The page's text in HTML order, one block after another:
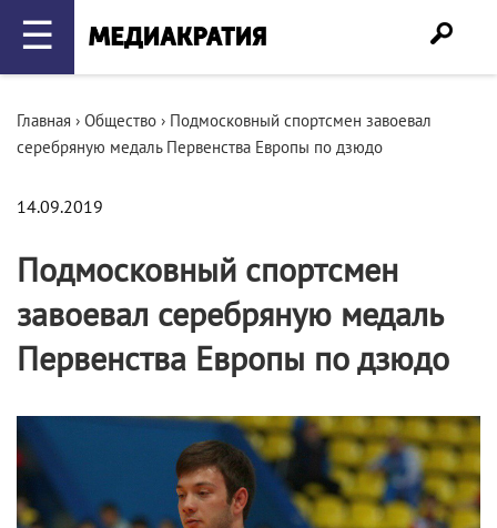
☰
Главная › Общество › Подмосковный спортсмен завоевал
серебряную медаль Первенства Европы по дзюдо
14.09.2019
Подмосковный спортсмен
завоевал серебряную медаль
Первенства Европы по дзюдо